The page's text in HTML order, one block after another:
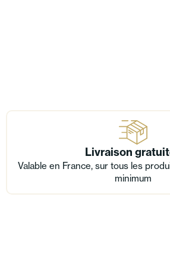
Livraison
Valable en France, sur tous les
minimum